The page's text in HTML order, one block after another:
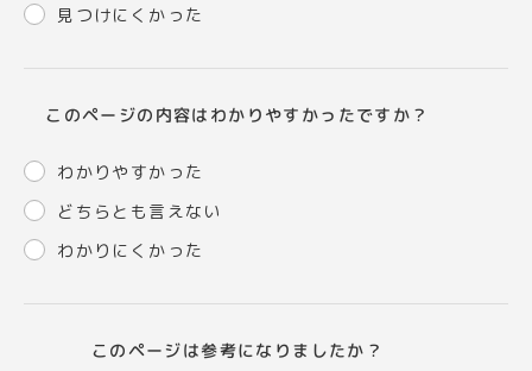
見つけにくかった
このページの内容はわかりやすかったですか？
わかりやすかった
どちらとも言えない
わかりにくかった
このページは参考になりましたか？